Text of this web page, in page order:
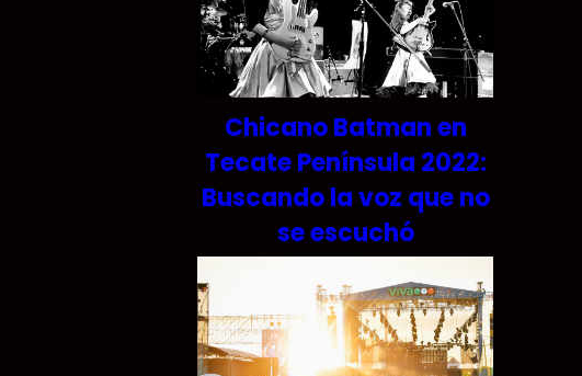
Chicano Batman en
Tecate Península 2022:
Buscando la voz que no
se escuchó